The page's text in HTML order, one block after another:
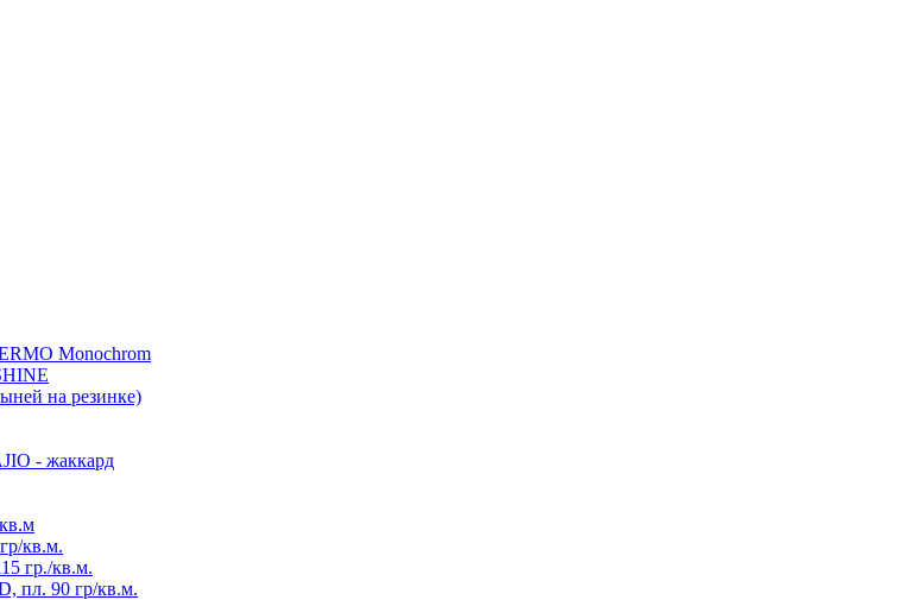
Monochrom
на резинке)
- жаккард
кв.м.
гр./кв.м.
пл. 90 гр/кв.м.